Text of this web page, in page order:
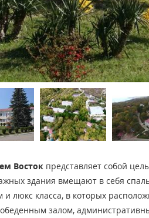
Восток представляет собой
здания вмещают в себя
и люкс класса, в которых
залом,